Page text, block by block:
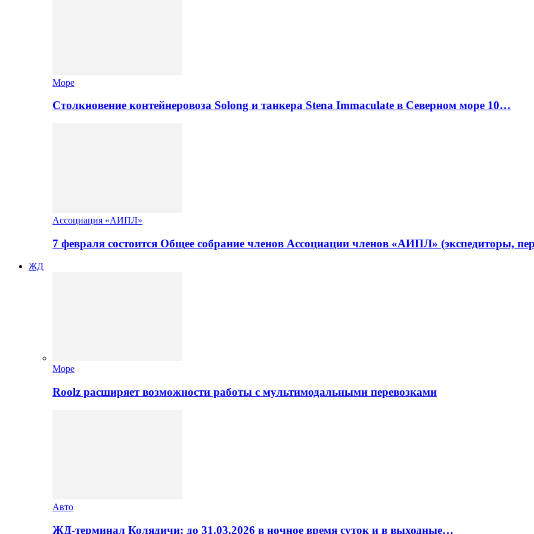
Море
Столкновение контейнеровоза Solong и танкера Stena Immaculate в Северном море 10…
Ассоциация «АИПЛ»
7 февраля состоится Общее собрание членов Ассоциации членов «АИПЛ» (экспедиторы,
ЖД
Море
Roolz расширяет возможности работы с мультимодальными перевозками
Авто
ЖД-терминал Колядичи: до 31.03.2026 в ночное время суток и в выходные…